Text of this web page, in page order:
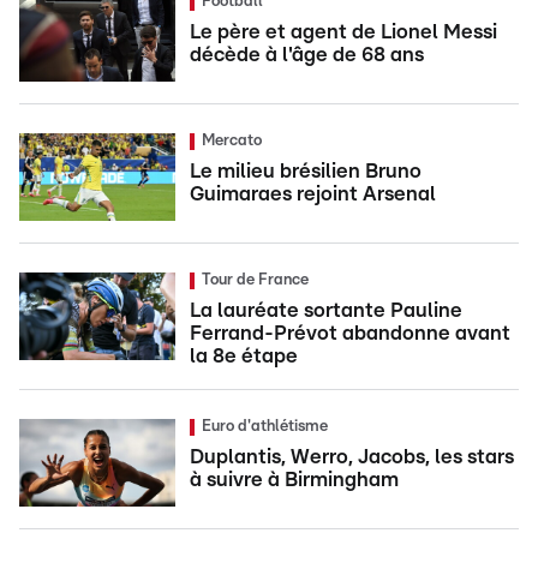
Le père et agent de Lionel Messi
décède à l'âge de 68 ans
Mercato
Le milieu brésilien Bruno
Guimaraes rejoint Arsenal
Tour de France
La lauréate sortante Pauline
Ferrand-Prévot abandonne avant
la 8e étape
Euro d'athlétisme
Duplantis, Werro, Jacobs, les stars
à suivre à Birmingham